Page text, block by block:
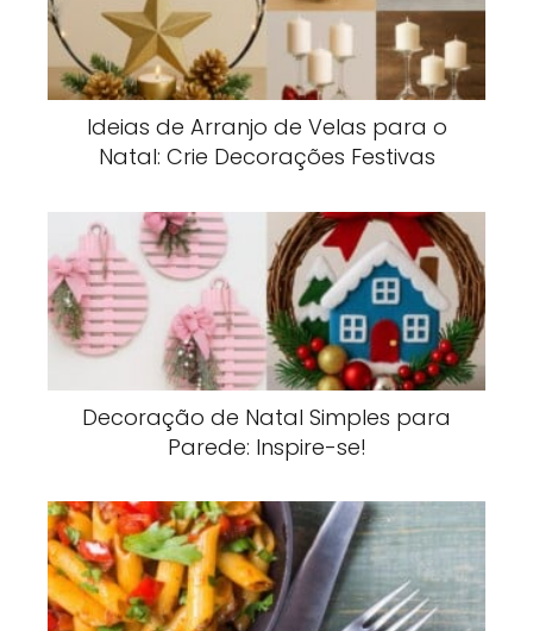
Ideias de Arranjo de Velas para o
Natal: Crie Decorações Festivas
Decoração de Natal Simples para
Parede: Inspire-se!